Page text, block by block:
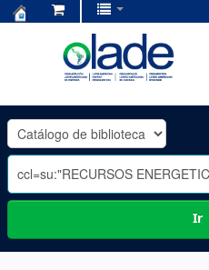
OLADE
-
Ir